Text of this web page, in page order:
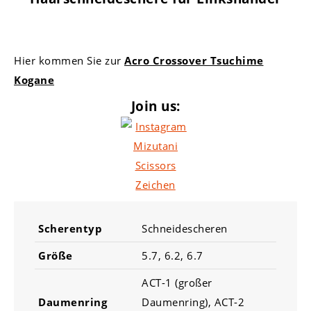
Hier kommen Sie zur Acro Crossover Tsuchime
Kogane
Join us:
Scherentyp
Schneidescheren
Größe
5.7, 6.2, 6.7
Daumenring
ACT-1 (großer
Daumenring), ACT-2